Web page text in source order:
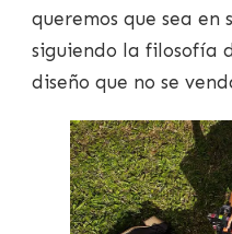
queremos que sea en
siguiendo la filosofía
diseño que no se